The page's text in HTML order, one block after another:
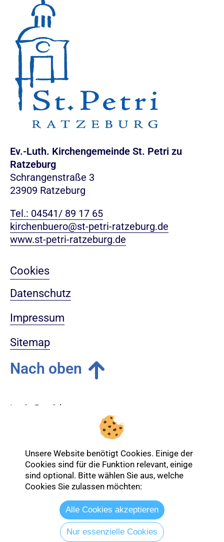
Ev.-Luth. Kirchengemeinde St. Petri zu
Ratzeburg
Schrangenstraße 3
23909 Ratzeburg
Tel.: 04541/ 89 17 65
kirchenbuero@st-petri-ratzeburg.de
www.st-petri-ratzeburg.de
Cookies
Datenschutz
Impressum
Sitemap
Nach oben
Login-Bereich
Unsere Website benötigt Cookies. Einige der
Cookies sind für die Funktion relevant, einige
sind optional. Bitte wählen Sie aus, welche
Cookies Sie zulassen möchten:
Alle Cookies akzeptieren
Nur essenzielle Cookies